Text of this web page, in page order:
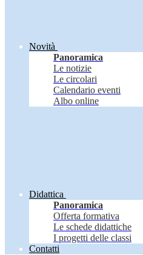
Novità
Panoramica
Le notizie
Le circolari
Calendario eventi
Albo online
Didattica
Panoramica
Offerta formativa
Le schede didattiche
I progetti delle classi
Contatti